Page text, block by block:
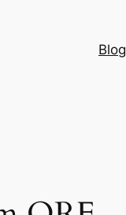
Blog